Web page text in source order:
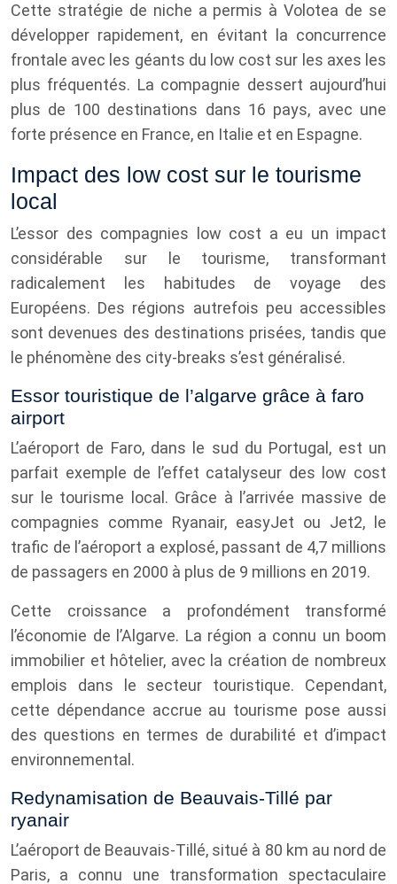
Cette stratégie de niche a permis à Volotea de se
développer rapidement, en évitant la concurrence
frontale avec les géants du low cost sur les axes les
plus fréquentés. La compagnie dessert aujourd’hui
plus de 100 destinations dans 16 pays, avec une
forte présence en France, en Italie et en Espagne.
Impact des low cost sur le tourisme
local
L’essor des compagnies low cost a eu un impact
considérable sur le tourisme, transformant
radicalement les habitudes de voyage des
Européens. Des régions autrefois peu accessibles
sont devenues des destinations prisées, tandis que
le phénomène des city-breaks s’est généralisé.
Essor touristique de l’algarve grâce à faro
airport
L’aéroport de Faro, dans le sud du Portugal, est un
parfait exemple de l’effet catalyseur des low cost
sur le tourisme local. Grâce à l’arrivée massive de
compagnies comme Ryanair, easyJet ou Jet2, le
trafic de l’aéroport a explosé, passant de 4,7 millions
de passagers en 2000 à plus de 9 millions en 2019.
Cette croissance a profondément transformé
l’économie de l’Algarve. La région a connu un boom
immobilier et hôtelier, avec la création de nombreux
emplois dans le secteur touristique. Cependant,
cette dépendance accrue au tourisme pose aussi
des questions en termes de durabilité et d’impact
environnemental.
Redynamisation de Beauvais-Tillé par
ryanair
L’aéroport de Beauvais-Tillé, situé à 80 km au nord de
Paris, a connu une transformation spectaculaire